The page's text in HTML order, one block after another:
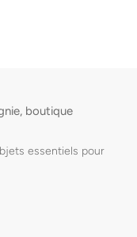
boutique
essentiels pour